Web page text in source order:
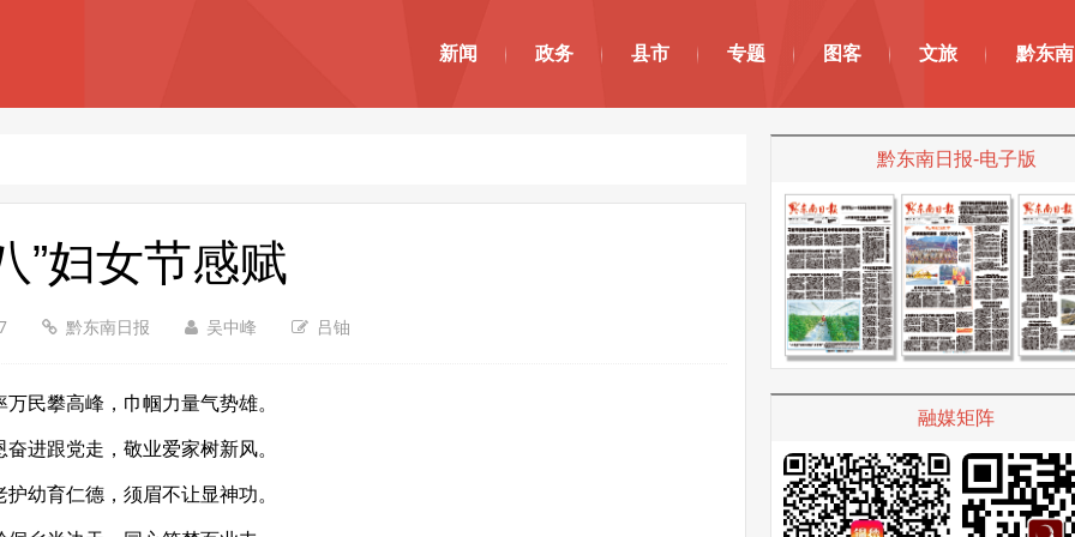
新闻 政务 县市 专题 图客 文旅 黔东
”妇女节感赋
黔东南日报 吴中峰 吕铀
攀高峰，巾帼力量气势雄。
跟党走，敬业爱家树新风。
育仁德，须眉不让显神功。
黔东南日报-电子版
融媒矩阵